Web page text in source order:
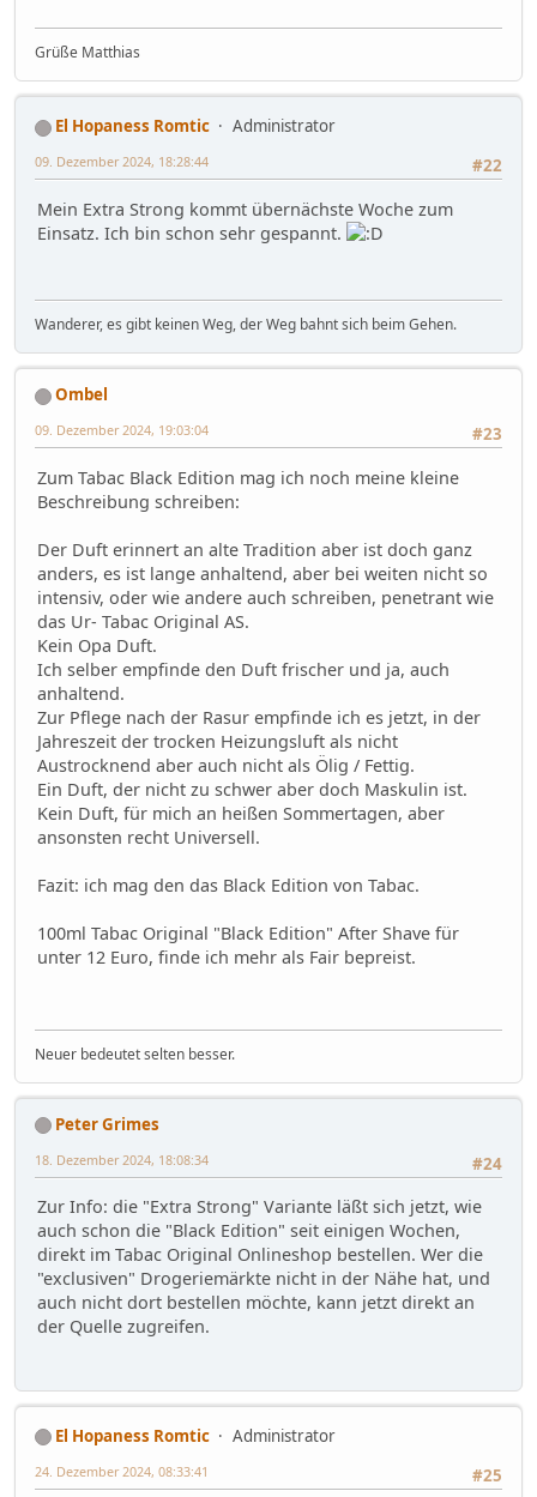
Grüße Matthias
El Hopaness Romtic
Administrator
#22
09. Dezember 2024, 18:28:44
Mein Extra Strong kommt übernächste Woche zum
Einsatz. Ich bin schon sehr gespannt.
Wanderer, es gibt keinen Weg, der Weg bahnt sich beim Gehen.
Ombel
#23
09. Dezember 2024, 19:03:04
Zum Tabac Black Edition mag ich noch meine kleine
Beschreibung schreiben:
Der Duft erinnert an alte Tradition aber ist doch ganz
anders, es ist lange anhaltend, aber bei weiten nicht so
intensiv, oder wie andere auch schreiben, penetrant wie
das Ur- Tabac Original AS.
Kein Opa Duft.
Ich selber empfinde den Duft frischer und ja, auch
anhaltend.
Zur Pflege nach der Rasur empfinde ich es jetzt, in der
Jahreszeit der trocken Heizungsluft als nicht
Austrocknend aber auch nicht als Ölig / Fettig.
Ein Duft, der nicht zu schwer aber doch Maskulin ist.
Kein Duft, für mich an heißen Sommertagen, aber
ansonsten recht Universell.
Fazit: ich mag den das Black Edition von Tabac.
100ml Tabac Original "Black Edition" After Shave für
unter 12 Euro, finde ich mehr als Fair bepreist.
Neuer bedeutet selten besser.
Peter Grimes
#24
18. Dezember 2024, 18:08:34
Zur Info: die "Extra Strong" Variante läßt sich jetzt, wie
auch schon die "Black Edition" seit einigen Wochen,
direkt im Tabac Original Onlineshop bestellen. Wer die
"exclusiven" Drogeriemärkte nicht in der Nähe hat, und
auch nicht dort bestellen möchte, kann jetzt direkt an
der Quelle zugreifen.
El Hopaness Romtic
Administrator
#25
24. Dezember 2024, 08:33:41